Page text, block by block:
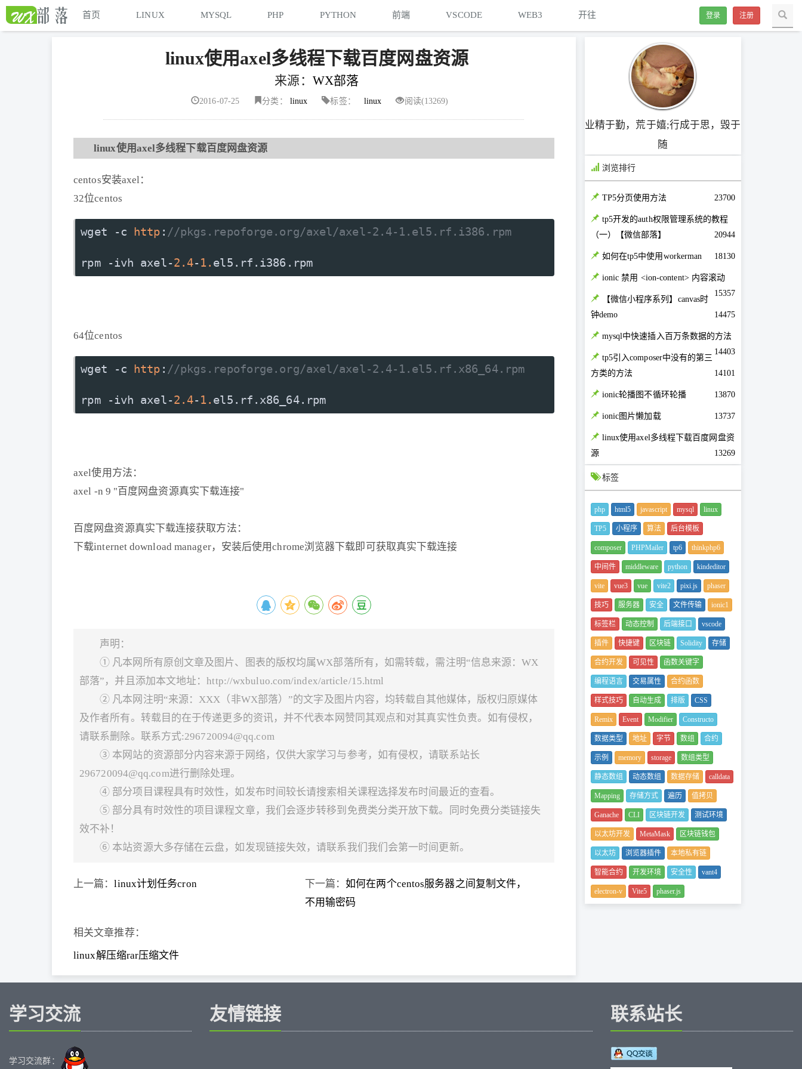
首页 LINUX MYSQL PHP PYTHON 前端 VSCODE WEB3 开往 登录 注册
linux使用axel多线程下载百度网盘资源
来源： WX部落
2016-07-25 分类： linux 标签： linux 阅读(13269)
linux使用axel多线程下载百度网盘资源
centos安装axel：
32位centos
wget -c http : //pkgs.repoforge.org/axel/axel-2.4-1.el5.rf.i386.rpm
rpm -ivh axel-2.4-1. el5. rf . i386 . rpm
64位centos
wget -c http : //pkgs.repoforge.org/axel/axel-2.4-1.el5.rf.x86_64.rpm
rpm -ivh axel-2.4-1. el5. rf . x86_64. rpm
axel使用方法：
axel -n 9 "百度网盘资源真实下载连接"
百度网盘资源真实下载连接获取方法：
下载internet download manager，安装后使用chrome浏览器下载即可获取真实下载连接
声明：
① 凡本网所有原创文章及图片、图表的版权均属WX部落所有，如需转载，需注明“信息来源：WX
部落”，并且添加本文地址：http://wxbuluo.com/index/article/15.html
② 凡本网注明“来源：XXX（非WX部落）”的文字及图片内容，均转载自其他媒体，版权归原媒体
及作者所有。转载目的在于传递更多的资讯，并不代表本网赞同其观点和对其真实性负责。如有侵权，
请联系删除。联系方式:296720094@qq.com
③ 本网站的资源部分内容来源于网络，仅供大家学习与参考，如有侵权，请联系站长
296720094@qq.com进行删除处理。
④ 部分项目课程具有时效性，如发布时间较长请搜索相关课程选择发布时间最近的查看。
⑤ 部分具有时效性的项目课程文章，我们会逐步转移到免费类分类开放下载。同时免费分类链接失
效不补！
⑥ 本站资源大多存储在云盘，如发现链接失效，请联系我们我们会第一时间更新。
上一篇：linux计划任务cron 下一篇：如何在两个centos服务器之间复制文件，
不用输密码
相关文章推荐：
linux解压缩rar压缩文件
业精于勤，荒于嬉;行成于思，毁于
随
浏览排行
TP5分页使用方法 23700
tp5开发的auth权限管理系统的教程
（一）【微信部落】
20944
如何在tp5中使用workerman 18130
ionic 禁用 <ion-content> 内容滚动
15357
【微信小程序系列】canvas时
钟demo
14475
mysql中快速插入百万条数据的方法
14403
tp5引入composer中没有的第三
方类的方法
14101
ionic轮播图不循环轮播 13870
ionic图片懒加载 13737
linux使用axel多线程下载百度网盘资
源
13269
标签
php html5 javascript mysql linux
TP5 小程序 算法 后台模板
composer PHPMailer tp6 thinkphp6
中间件 middleware python kindeditor
vite vue3 vue vite2 pixi.js phaser
技巧 服务器 安全 文件传输 ionic1
标签栏 动态控制 后端接口 vscode
插件 快捷键 区块链 Solidity 存储
合约开发 可见性 函数关键字
编程语言 交易属性 合约函数
样式技巧 自动生成 排版 CSS
Remix Event Modifier Constructo
数据类型 地址 字节 数组 合约
示例 memory storage 数组类型
静态数组 动态数组 数据存储 calldata
Mapping 存储方式 遍历 值拷贝
Ganache CLI 区块链开发 测试环境
以太坊开发 MetaMask 区块链钱包
以太坊 浏览器插件 本地私有链
智能合约 开发环境 安全性 vant4
electron-v Vite5 phaser.js
学习交流
学习交流群：
友情链接 联系站长